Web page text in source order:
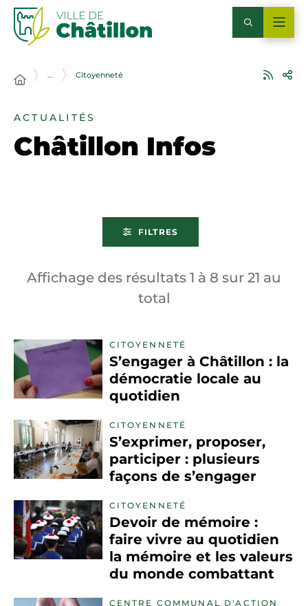
… Citoyenneté
ACTUALITÉS
Châtillon Infos
FILTRES
Affichage des résultats 1 à 8 sur 21 au
total
CITOYENNETÉ
S’engager à Châtillon : la
démocratie locale au
quotidien
CITOYENNETÉ
S’exprimer, proposer,
participer : plusieurs
façons de s’engager
CITOYENNETÉ
Devoir de mémoire :
faire vivre au quotidien
la mémoire et les valeurs
du monde combattant
CENTRE COMMUNAL D'ACTION